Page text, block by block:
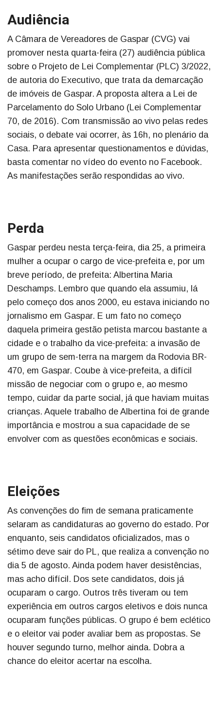
Audiência
A Câmara de Vereadores de Gaspar (CVG) vai
promover nesta quarta-feira (27) audiência pública
sobre o Projeto de Lei Complementar (PLC) 3/2022,
de autoria do Executivo, que trata da demarcação
de imóveis de Gaspar. A proposta altera a Lei de
Parcelamento do Solo Urbano (Lei Complementar
70, de 2016). Com transmissão ao vivo pelas redes
sociais, o debate vai ocorrer, às 16h, no plenário da
Casa. Para apresentar questionamentos e dúvidas,
basta comentar no vídeo do evento no Facebook.
As manifestações serão respondidas ao vivo.
Perda
Gaspar perdeu nesta terça-feira, dia 25, a primeira
mulher a ocupar o cargo de vice-prefeita e, por um
breve período, de prefeita: Albertina Maria
Deschamps. Lembro que quando ela assumiu, lá
pelo começo dos anos 2000, eu estava iniciando no
jornalismo em Gaspar. E um fato no começo
daquela primeira gestão petista marcou bastante a
cidade e o trabalho da vice-prefeita: a invasão de
um grupo de sem-terra na margem da Rodovia BR-
470, em Gaspar. Coube à vice-prefeita, a difícil
missão de negociar com o grupo e, ao mesmo
tempo, cuidar da parte social, já que haviam muitas
crianças. Aquele trabalho de Albertina foi de grande
importância e mostrou a sua capacidade de se
envolver com as questões econômicas e sociais.
Eleições
As convenções do fim de semana praticamente
selaram as candidaturas ao governo do estado. Por
enquanto, seis candidatos oficializados, mas o
sétimo deve sair do PL, que realiza a convenção no
dia 5 de agosto. Ainda podem haver desistências,
mas acho difícil. Dos sete candidatos, dois já
ocuparam o cargo. Outros três tiveram ou tem
experiência em outros cargos eletivos e dois nunca
ocuparam funções públicas. O grupo é bem eclético
e o eleitor vai poder avaliar bem as propostas. Se
houver segundo turno, melhor ainda. Dobra a
chance do eleitor acertar na escolha.